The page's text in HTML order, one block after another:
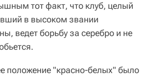
тот факт, что клуб, целый
в высоком звании
ведет борьбу за серебро и не
положение "красно-белых" было